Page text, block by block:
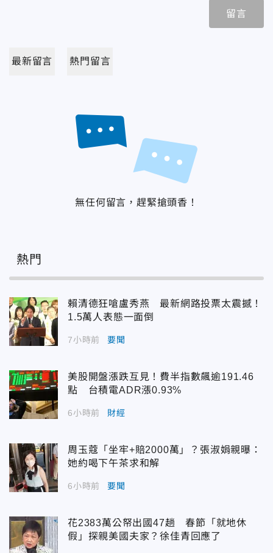
留言
最新留言 熱門留言
無任何留言，趕緊搶頭香！
熱門
賴清德狂嗆盧秀燕 最新網路投票太震撼！
1.5萬人表態一面倒
7小時前 要聞
美股開盤漲跌互見！費半指數飆逾191.46
點 台積電ADR漲0.93%
6小時前 財經
周玉蔻「坐牢+賠2000萬」？張淑娟親曝：
她約喝下午茶求和解
6小時前 要聞
花2383萬公帑出國47趟 春節「就地休
假」探親美國夫家？徐佳青回應了